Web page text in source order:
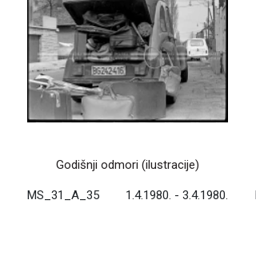
Godišnji odmori (ilustracije)
MS_31_A_35 1.4.1980. - 3.4.1980.